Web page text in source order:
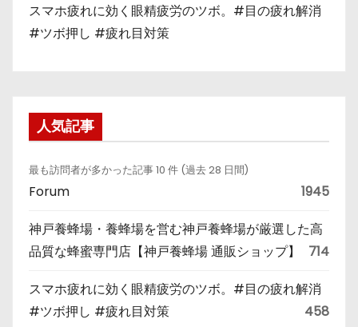
スマホ疲れに効く眼精疲労のツボ。#目の疲れ解消
#ツボ押し #疲れ目対策
人気記事
最も訪問者が多かった記事 10 件 (過去 28 日間)
Forum 1945
神戸養蜂場・養蜂場を営む神戸養蜂場が厳選した高
品質な蜂蜜専門店【神戸養蜂場 通販ショップ】
714
スマホ疲れに効く眼精疲労のツボ。#目の疲れ解消
#ツボ押し #疲れ目対策
458